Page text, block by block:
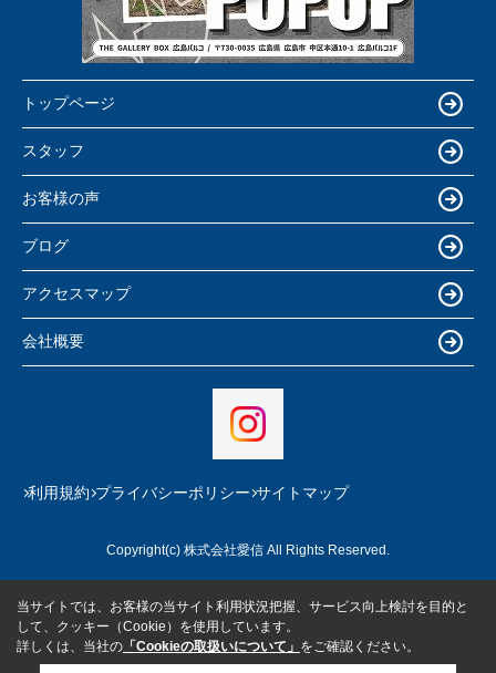
トップページ
スタッフ
お客様の声
ブログ
アクセスマップ
会社概要
利用規約 プライバシーポリシー サイトマップ
Copyright(c) 株式会社愛信 All Rights Reserved.
当サイトでは、お客様の当サイト利用状況把握、サービス向上検討を目的と
して、クッキー（Cookie）を使用しています。
詳しくは、当社の 「Cookieの取扱いについて」 をご確認ください。